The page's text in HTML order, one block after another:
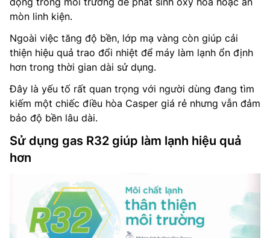
mòn linh kiện.
Ngoài việc tăng độ bền, lớp mạ vàng còn giúp cải
thiện hiệu quả trao đổi nhiệt để máy làm lạnh ổn định
hơn trong thời gian dài sử dụng.
Đây là yếu tố rất quan trọng với người dùng đang tìm
kiếm một chiếc điều hòa Casper giá rẻ nhưng vẫn đảm
bảo độ bền lâu dài.
Sử dụng gas R32 giúp làm lạnh hiệu quả
hơn